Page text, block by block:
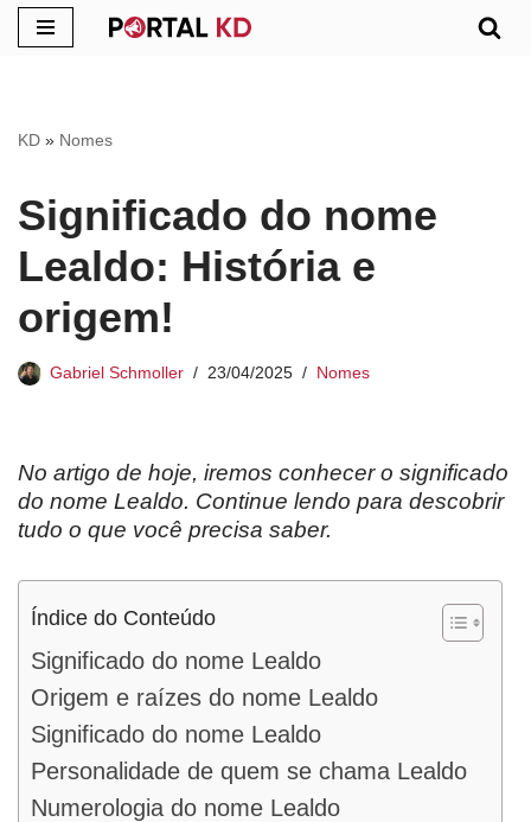
conteúdo
KD » Nomes
Significado do nome
Lealdo: História e
origem!
Gabriel Schmoller 23/04/2025 Nomes
No artigo de hoje, iremos conhecer o significado
do nome Lealdo. Continue lendo para descobrir
tudo o que você precisa saber.
Índice do Conteúdo
Significado do nome Lealdo
Origem e raízes do nome Lealdo
Significado do nome Lealdo
Personalidade de quem se chama Lealdo
Numerologia do nome Lealdo